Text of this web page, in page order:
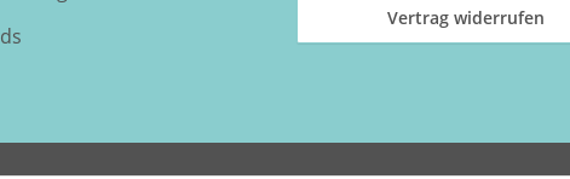
Vertrag widerrufen